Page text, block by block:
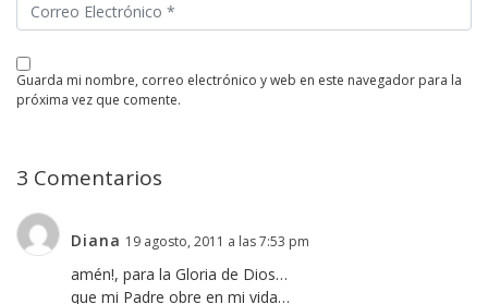
guarda mi nombre, correo electrónico y web en este navegador para la
próxima vez que comente.
3 Comentarios
Diana 19 agosto, 2011 a las 7:53 pm
amén!, para la Gloria de Dios…
que mi Padre obre en mi vida…